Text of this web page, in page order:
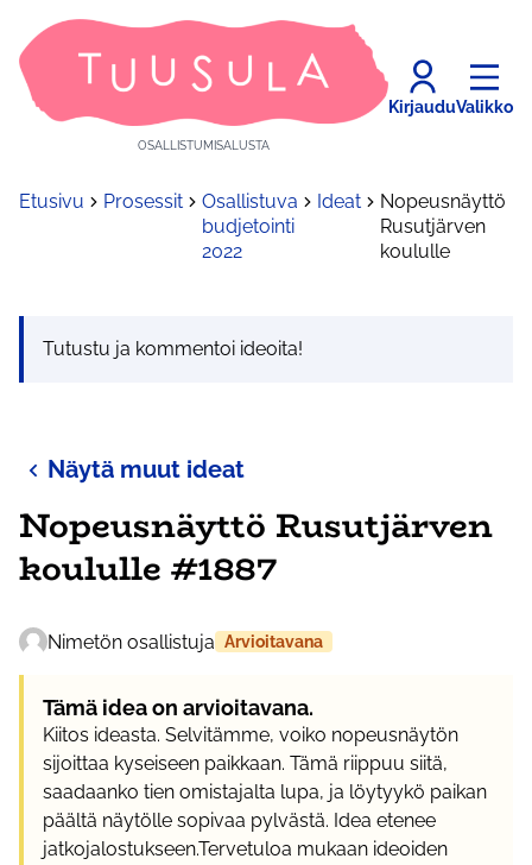
OSALLISTUMISALUSTA
KirjauduValikko
Etusivu Prosessit
Osallistuva
budjetointi
2022
Ideat
Nopeusnäyttö
Rusutjärven
koululle
Tutustu ja kommentoi ideoita!
Näytä muut ideat
Nopeusnäyttö Rusutjärven
koululle #1887
Nimetön osallistuja Arvioitavana
Tämä idea on arvioitavana.
Kiitos ideasta. Selvitämme, voiko nopeusnäytön
sijoittaa kyseiseen paikkaan. Tämä riippuu siitä,
saadaanko tien omistajalta lupa, ja löytyykö paikan
päältä näytölle sopivaa pylvästä. Idea etenee
jatkojalostukseen.Tervetuloa mukaan ideoiden